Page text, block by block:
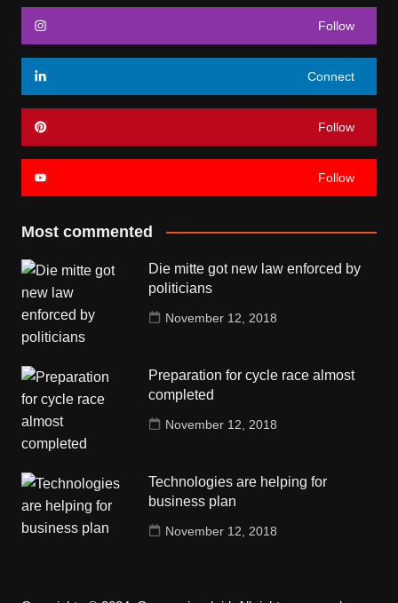
Follow
Connect
Follow
Follow
Most commented
Die mitte got new law enforced by
politicians
November 12, 2018
Preparation for cycle race almost
completed
November 12, 2018
Technologies are helping for
business plan
November 12, 2018